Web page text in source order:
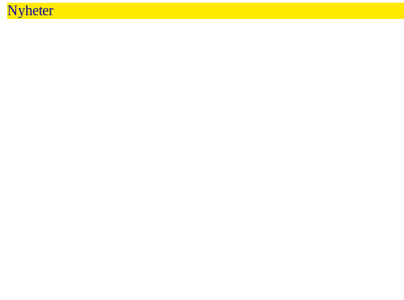
Nyheter